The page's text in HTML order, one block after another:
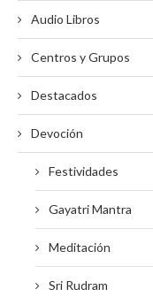
Audio Libros
Centros y Grupos
Destacados
Devoción
Festividades
Gayatri Mantra
Meditación
Sri Rudram